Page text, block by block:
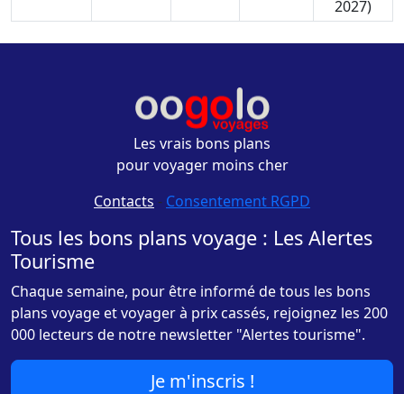
2027)
Les vrais bons plans
pour voyager moins cher
Contacts - Consentement RGPD
Tous les bons plans voyage : Les Alertes
Tourisme
Chaque semaine, pour être informé de tous les bons
plans voyage et voyager à prix cassés, rejoignez les 200
000 lecteurs de notre newsletter "Alertes tourisme".
Je m'inscris !